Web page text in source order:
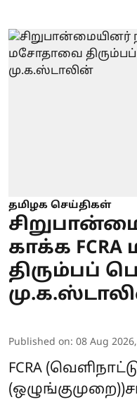
தமிழக செய்திகள்
காக்க
திரும்பப்
Published on: 08 Aug
FCRA